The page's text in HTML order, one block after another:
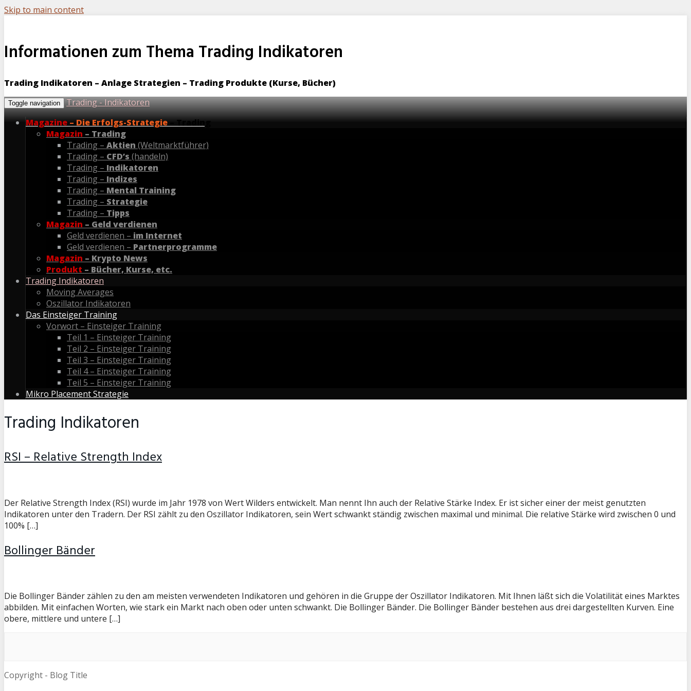
Skip to main content
Informationen zum Thema Trading Indikatoren
Trading Indikatoren – Anlage Strategien – Trading Produkte (Kurse, Bücher)
Toggle navigation
Trading - Indikatoren
Magazine – Die Erfolgs-Strategie – Trading
Magazin – Trading
Trading – Aktien (Weltmarktführer)
Trading – CFD’s (handeln)
Trading – Indikatoren
Trading – Indizes
Trading – Mental Training
Trading – Strategie
Trading – Tipps
Magazin – Geld verdienen
Geld verdienen – im Internet
Geld verdienen – Partnerprogramme
Magazin – Krypto News
Produkt – Bücher, Kurse, etc.
Trading Indikatoren
Moving Averages
Oszillator Indikatoren
Das Einsteiger Training
Vorwort – Einsteiger Training
Teil 1 – Einsteiger Training
Teil 2 – Einsteiger Training
Teil 3 – Einsteiger Training
Teil 4 – Einsteiger Training
Teil 5 – Einsteiger Training
Mikro Placement Strategie
Trading Indikatoren
RSI – Relative Strength Index
Der Relative Strength Index (RSI) wurde im Jahr 1978 von Wert Wilders entwickelt. Man nennt Ihn auch der Relative Stärke Index. Er ist sicher einer der meist genutzten
Indikatoren unter den Tradern. Der RSI zählt zu den Oszillator Indikatoren, sein Wert schwankt ständig zwischen maximal und minimal. Die relative Stärke wird zwischen 0 und
100% […]
Bollinger Bänder
Die Bollinger Bänder zählen zu den am meisten verwendeten Indikatoren und gehören in die Gruppe der Oszillator Indikatoren. Mit Ihnen läßt sich die Volatilität eines Marktes
abbilden. Mit einfachen Worten, wie stark ein Markt nach oben oder unten schwankt. Die Bollinger Bänder. Die Bollinger Bänder bestehen aus drei dargestellten Kurven. Eine
obere, mittlere und untere […]
Copyright - Blog Title